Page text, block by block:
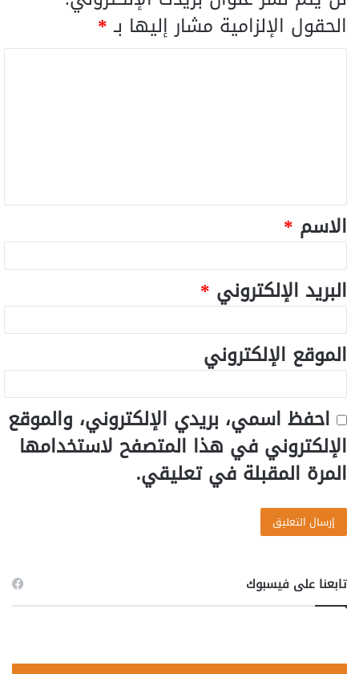
الحقول الإلزامية مشار إليها بـ*
الاسم *
البريد الإلكتروني *
الموقع الإلكتروني
احفظ اسمي، بريدي الإلكتروني، والموقع
الإلكتروني في هذا المتصفح لاستخدامها
المرة المقبلة في تعليقي.
تابعنا على فيسبوك